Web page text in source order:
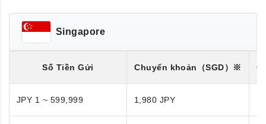
Singapore
Số Tiền Gửi Chuyển khoản （SGD）※
JPY 1 ~ 599,999 1,980 JPY